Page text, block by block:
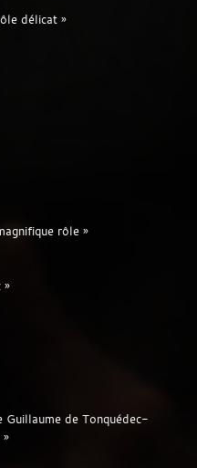
délicat »
rôle »
»
Guillaume de Tonquédec-